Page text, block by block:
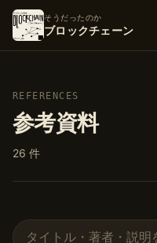
そうだったのか
ブロックチェーン
REFERENCES
参考資料
26 件